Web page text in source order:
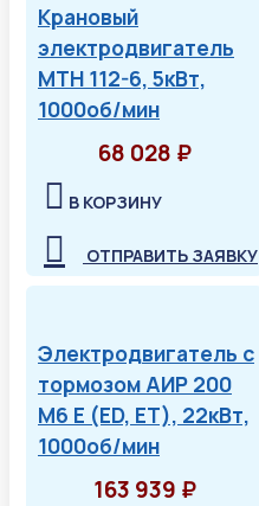
Крановый
электродвигатель
МТН 112-6, 5кВт,
1000об/мин
68 028 ₽
В КОРЗИНУ
ОТПРАВИТЬ ЗАЯВКУ
Электродвигатель с
тормозом АИР 200
М6 Е (ED, ET), 22кВт,
1000об/мин
163 939 ₽